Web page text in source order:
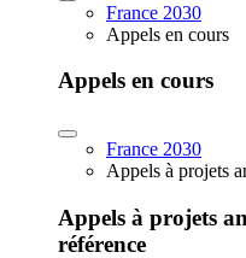
France 2030
Appels en cours
Appels en cours
France 2030
Appels à projets
Appels à projets
référence